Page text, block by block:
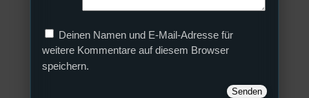
Deinen Namen und E-Mail-Adresse für
weitere Kommentare auf diesem Browser
speichern.